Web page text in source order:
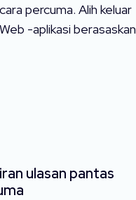
percuma. Alih keluar
-aplikasi berasaskan
ulasan pantas